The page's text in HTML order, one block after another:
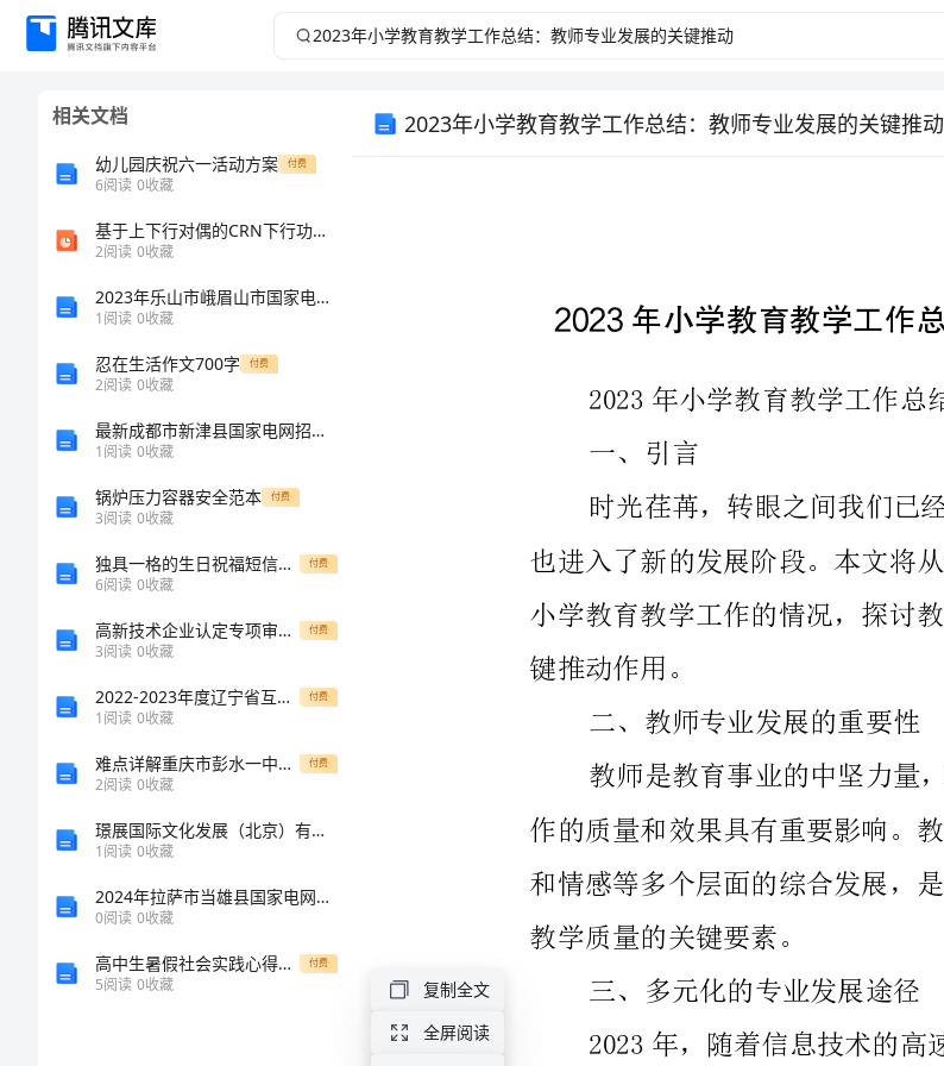
2023
结：
相关文档
幼儿园庆祝六一活动方案 付费
6阅读 0收藏
基于上下行对偶的CRN下行功率分配和波束赋形算法
2阅读 0收藏
2023年乐山市峨眉山市国家电网招聘之机械动力类考试题库学生专用
1阅读 0收藏
忍在生活作文700字 付费
2阅读 0收藏
最新成都市新津县国家电网招聘之机械动力类考试题库精品【易错题】
1阅读 0收藏
锅炉压力容器安全范本 付费
3阅读 0收藏
独具一格的生日祝福短信大全 付费
6阅读 0收藏
高新技术企业认定专项审计中介机构有关证明事项告知承诺书.docx 付费
3阅读 0收藏
2022-2023年度辽宁省互联网营销师初级试题及答案二 付费
1阅读 0收藏
难点详解重庆市彭水一中数学七年级上册期中综合测评定向测试B卷（附答案详解） 付费
2阅读 0收藏
璟展国际文化发展（北京）有限公司介绍企业发展分析报告
1阅读 0收藏
2024年拉萨市当雄县国家电网招聘之机械动力类考试题库含答案（综合卷）
0阅读 0收藏
高中生暑假社会实践心得2000字 付费
5阅读 0收藏
2023年小学教育教学工作总结：教师专业发展的关键推动
四、教师专业发展的关键推动因素
二、教师专业发展的重要性
三、多元化的专业发展途径
复制全文
全屏阅读